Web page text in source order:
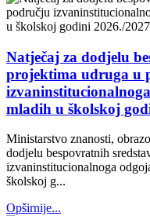
Natječaj za dodjelu
projektima udruga u
mladih u školskoj
Ministarstvo znanosti,
dodjelu bespovratnih
izvaninstitucionalnoga
školskoj g...
Opširnije...